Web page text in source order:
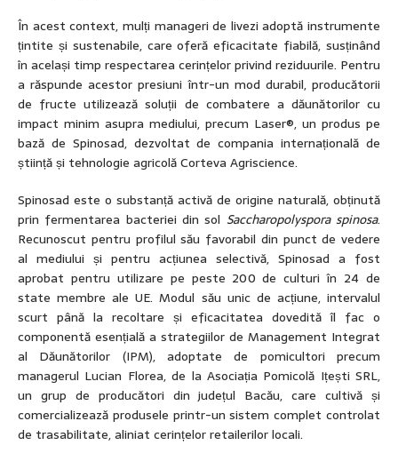
În acest context, mulți manageri de livezi adoptă instrumente
țintite și sustenabile, care oferă eficacitate fiabilă, susținând
în același timp respectarea cerințelor privind reziduurile. Pentru
a răspunde acestor presiuni într-un mod durabil, producătorii
de fructe utilizează soluții de combatere a dăunătorilor cu
impact minim asupra mediului, precum Laser®, un produs pe
bază de Spinosad, dezvoltat de compania internațională de
știință și tehnologie agricolă Corteva Agriscience.
Spinosad este o substanță activă de origine naturală, obținută
prin fermentarea bacteriei din sol Saccharopolyspora spinosa.
Recunoscut pentru profilul său favorabil din punct de vedere
al mediului și pentru acțiunea selectivă, Spinosad a fost
aprobat pentru utilizare pe peste 200 de culturi în 24 de
state membre ale UE. Modul său unic de acțiune, intervalul
scurt până la recoltare și eficacitatea dovedită îl fac o
componentă esențială a strategiilor de Management Integrat
al Dăunătorilor (IPM), adoptate de pomicultori precum
managerul Lucian Florea, de la Asociația Pomicolă Ițești SRL,
un grup de producători din județul Bacău, care cultivă și
comercializează produsele printr-un sistem complet controlat
de trasabilitate, aliniat cerințelor retailerilor locali.